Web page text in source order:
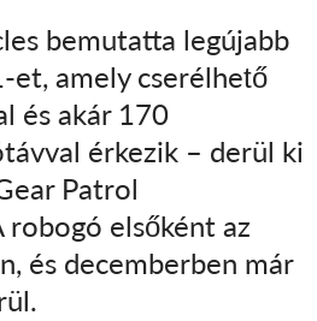
bemutatta legújabb
et, amely cserélhető
és akár 170
érkezik – derül ki
Patrol
elsőként az
és decemberben már